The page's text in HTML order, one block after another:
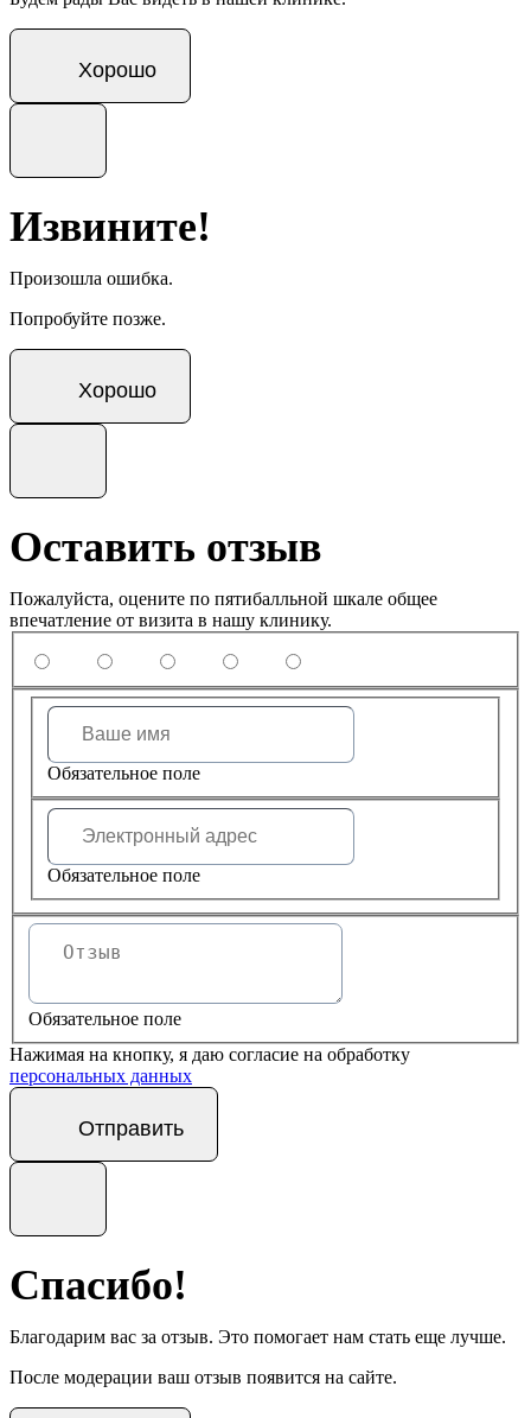
Хорошо
Извините!
Произошла ошибка.
Попробуйте позже.
Хорошо
Оставить отзыв
Пожалуйста, оцените по пятибалльной шкале общее
впечатление от визита в нашу клинику.
Обязательное поле
Обязательное поле
Обязательное поле
Нажимая на кнопку, я даю согласие на обработку
персональных данных
Отправить
Спасибо!
Благодарим вас за отзыв. Это помогает нам стать еще лучше.
После модерации ваш отзыв появится на сайте.